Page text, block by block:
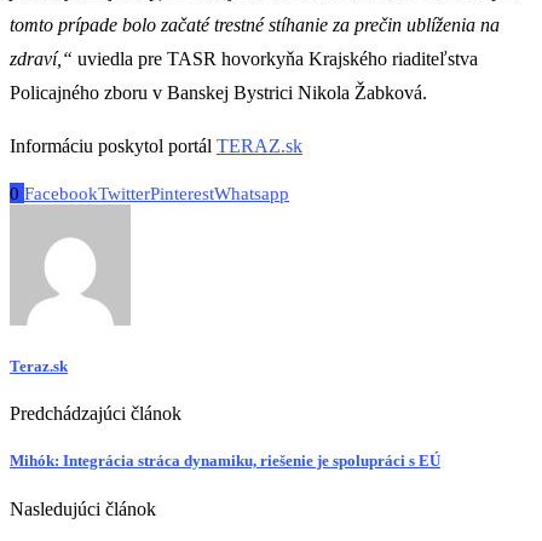
tomto prípade bolo začaté trestné stíhanie za prečin ublíženia na
zdraví,“ uviedla pre TASR hovorkyňa Krajského riaditeľstva
Policajného zboru v Banskej Bystrici Nikola Žabková.
Informáciu poskytol portál TERAZ.sk
0 FacebookTwitterPinterestWhatsapp
Teraz.sk
Predchádzajúci článok
Mihók: Integrácia stráca dynamiku, riešenie je spolupráci s EÚ
Nasledujúci článok